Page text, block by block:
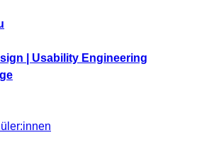
| Usability Engineering